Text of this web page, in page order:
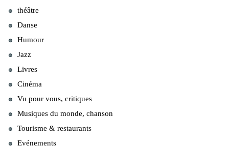
théâtre
Danse
Humour
Jazz
Livres
Cinéma
Vu pour vous, critiques
Musiques du monde, chanson
Tourisme & restaurants
Evénements